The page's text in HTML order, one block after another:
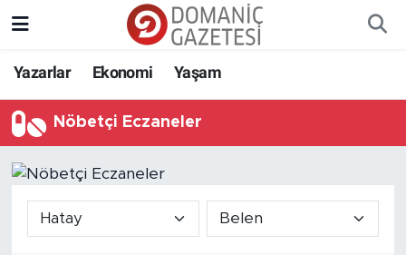
Yazarlar Ekonomi Yaşam
Nöbetçi Eczaneler